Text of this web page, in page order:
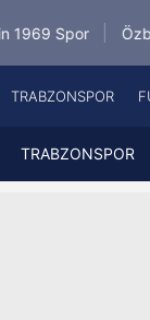
Özbelsan
TRABZONSPOR
TRABZONSPOR